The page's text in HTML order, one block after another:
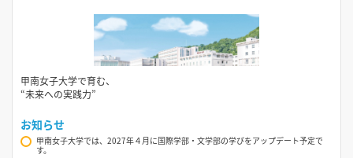
甲南女子大学で育む、
“未来への実践力”
お知らせ
甲南女子大学では、2027年４月に国際学部・文学部の学びをアップデート予定で
す。